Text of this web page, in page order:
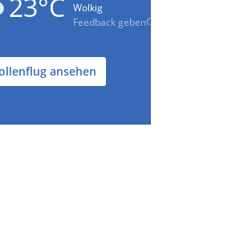
Wolkig
Feedback geben
ansehen